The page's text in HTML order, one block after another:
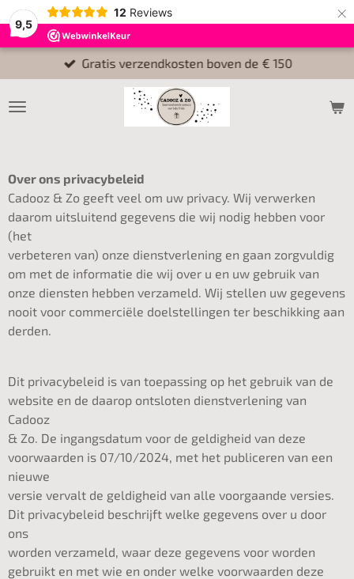
9,5
12 Reviews ×
Gratis verzendkosten boven de € 150
Over ons privacybeleid
Cadooz & Zo geeft veel om uw privacy. Wij verwerken
daarom uitsluitend gegevens die wij nodig hebben voor
(het
verbeteren van) onze dienstverlening en gaan zorgvuldig
om met de informatie die wij over u en uw gebruik van
onze diensten hebben verzameld. Wij stellen uw gegevens
nooit voor commerciële doelstellingen ter beschikking aan
derden.
Dit privacybeleid is van toepassing op het gebruik van de
website en de daarop ontsloten dienstverlening van
Cadooz
& Zo. De ingangsdatum voor de geldigheid van deze
voorwaarden is 07/10/2024, met het publiceren van een
nieuwe
versie vervalt de geldigheid van alle voorgaande versies.
Dit privacybeleid beschrijft welke gegevens over u door
ons
worden verzameld, waar deze gegevens voor worden
gebruikt en met wie en onder welke voorwaarden deze